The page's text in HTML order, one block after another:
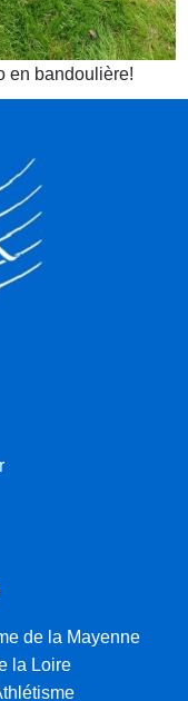
en bandoulière!
de la Mayenne
la Loire